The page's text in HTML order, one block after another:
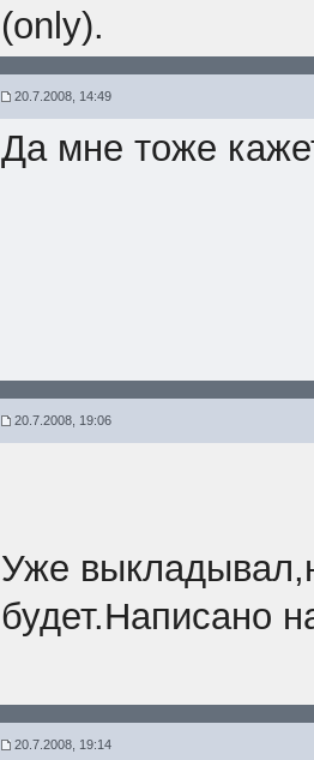
(only).
20.7.2008, 14:49
Да мне тоже
20.7.2008, 19:06
Уже
будет.Написано
20.7.2008, 19:14